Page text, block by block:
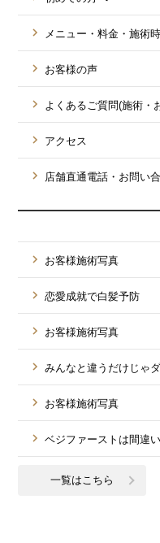
メニュー・料金・施術
お客様の声
よくあるご質問(施術・
アクセス
店舗直通電話・お問い
お客様施術写真
恋愛成就で白髪予防
お客様施術写真
みんなと違うだけじゃ
お客様施術写真
ベジファーストは間違
一覧はこちら